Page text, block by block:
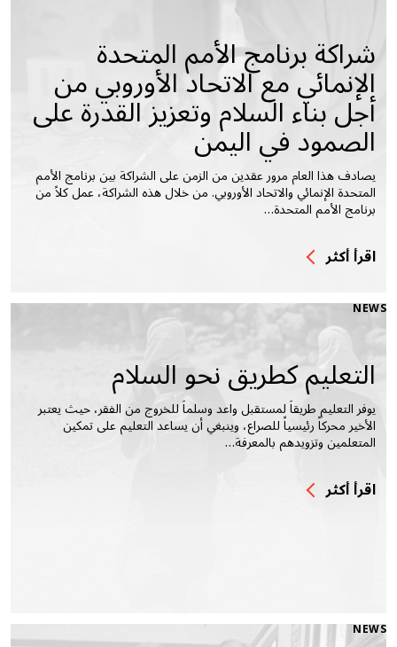
شراكة برنامج الأمم المتحدة
الإنمائي مع الاتحاد الأوروبي من
أجل بناء السلام وتعزيز القدرة على
الصمود في اليمن
يصادف هذا العام مرور عقدين من الزمن على الشراكة بين برنامج الأمم
المتحدة الإنمائي والاتحاد الأوروبي. من خلال هذه الشراكة، عمل كلاً من
برنامج الأمم المتحدة…
اقرأ أكثر
NEWS
التعليم كطريق نحو السلام
يوفر التعليم طريقاً لمستقبل واعد وسلماً للخروج من الفقر، حيث يعتبر
الأخير محركاً رئيسياً للصراع، وينبغي أن يساعد التعليم على تمكين
المتعلمين وتزويدهم بالمعرفة…
اقرأ أكثر
NEWS